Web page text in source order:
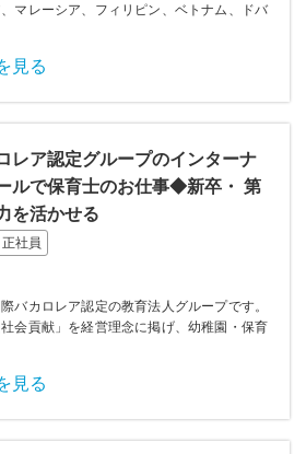
マレーシア、フィリピン、ベトナム、ドバ
見る
レア認定グループのインターナ
ルで保育士のお仕事◆新卒・ 第
を活かせる
正社員
バカロレア認定の教育法人グループです。
社会貢献」を経営理念に掲げ、幼稚園・保育
見る